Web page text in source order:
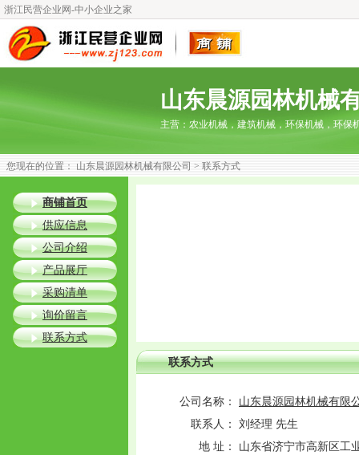
浙江民营企业网-中小企业之家
山东晨源园林机械
主营： 农业机械，建筑机械，环保机械，环保
您现在的位置： 山东晨源园林机械有限公司 > 联系方式
联系方式
公司名称：
山东晨源园林机械有限
联系人：
刘经理 先生
地 址：
山东省济宁市高新区工
商铺首页
供应信息
公司介绍
产品展厅
采购清单
询价留言
联系方式